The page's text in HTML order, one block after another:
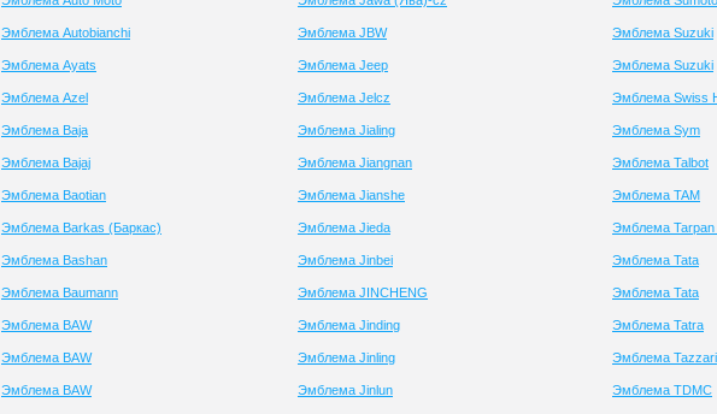
Эмблема Autobianchi
Эмблема Ayats
Эмблема Azel
Эмблема Baja
Эмблема Bajaj
Эмблема Baotian
Эмблема Barkas (Баркас)
Эмблема Bashan
Эмблема Baumann
Эмблема BAW
Эмблема BAW
Эмблема BAW
Эмблема JBW
Эмблема Jeep
Эмблема Jelcz
Эмблема Jialing
Эмблема Jiangnan
Эмблема Jianshe
Эмблема Jieda
Эмблема Jinbei
Эмблема JINCHENG
Эмблема Jinding
Эмблема Jinling
Эмблема Jinlun
Эмблема Suzuki
Эмблема Suzuki
Эмблема Swiss
Эмблема Sym
Эмблема Talbot
Эмблема TAM
Эмблема Tarpan
Эмблема Tata
Эмблема Tata
Эмблема Tatra
Эмблема Tazzari
Эмблема TDMC